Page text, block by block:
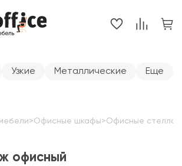
офисный
>Офисные шкафы>Офисные
Узкие Металлические Еще